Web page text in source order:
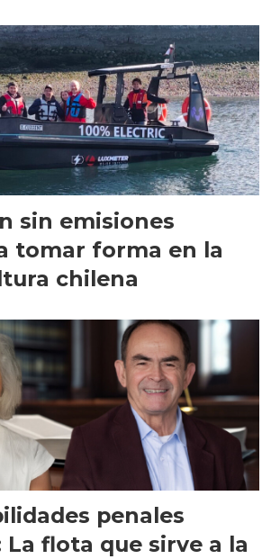
sin emisiones
tomar forma en la
chilena
penales
flota que sirve a la